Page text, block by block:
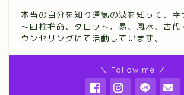
本当の自分を知り運気の波を知って、幸
～四柱推命、タロット、易、風水、古代
ウンセリングにて活動しています。
＼ Follow me ／